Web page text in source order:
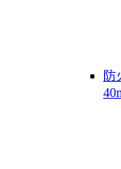
防